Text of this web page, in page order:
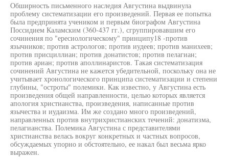
Обширность письменного наследия Августина выдвинула
проблему систематизации его произведений. Первая ее попытка
была предпринята учеником и первым биографом Августина
Поссидием Каламским (360-437 гг.), сгруппировавшим его
сочинения по "ересиологическому" принципу18 -против
язычников; против астрологов; против иудеев; против манихеев;
против присциллиан; против донатистов; против пелагиан;
против ариан; против аполлинаристов. Такая систематизация
сочинений Августина не кажется убедительной, поскольку она не
учитывает хронологического принципа систематизации и степени
глубины, "остроты" полемики. Как известно, у Августина есть
произведения общей направленности, целью которых является
апология христианства, произведения, написанные против
язычества и иудаизма. Им же создано много произведений,
направленных против внутрихристианских течений: донатизма,
пелагианства. Полемика Августина с представителями
христианства велась вокруг конкретных и частных вопросов,
обсуждаемых упорно и обстоятельно, ее накал был весьма ярко
выражен.